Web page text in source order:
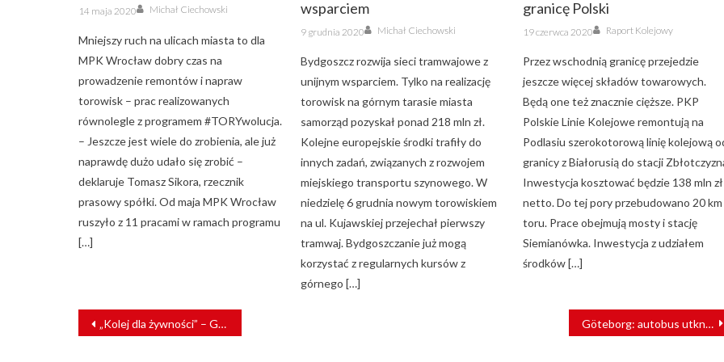
Posted
on
14 maja 2020 Author
Michał Ciechowski
Mniejszy ruch na ulicach miasta to dla
MPK Wrocław dobry czas na
prowadzenie remontów i napraw
torowisk – prac realizowanych
równolegle z programem #TORYwolucja.
– Jeszcze jest wiele do zrobienia, ale już
naprawdę dużo udało się zrobić –
deklaruje Tomasz Sikora, rzecznik
prasowy spółki. Od maja MPK Wrocław
ruszyło z 11 pracami w ramach programu
[…]
wsparciem
Posted
on
9 grudnia 2020 Author
Michał Ciechowski
Bydgoszcz rozwija sieci tramwajowe z
unijnym wsparciem. Tylko na realizację
torowisk na górnym tarasie miasta
samorząd pozyskał ponad 218 mln zł.
Kolejne europejskie środki trafiły do
innych zadań, związanych z rozwojem
miejskiego transportu szynowego. W
niedzielę 6 grudnia nowym torowiskiem
na ul. Kujawskiej przejechał pierwszy
tramwaj. Bydgoszczanie już mogą
korzystać z regularnych kursów z
górnego […]
granicę Polski
Posted
on
19 czerwca 2020 Author
Raport Kolejowy
Przez wschodnią granicę przejedzie
jeszcze więcej składów towarowych.
Będą one też znacznie cięższe. PKP
Polskie Linie Kolejowe remontują na
Podlasiu szerokotorową linię kolejową
granicy z Białorusią do stacji
Inwestycja kosztować będzie 138 mln
netto. Do tej pory przebudowano 20 km
toru. Prace obejmują mosty i stację
Siemianówka. Inwestycja z udziałem
środków […]
NAWIGACJA
WPISU
„Kolej dla żywności” – Grupa PKP wspiera eksport polskich produktów rolno-spożywczych Göteborg: autobus utknął na torach. Zmiażdżył go pociąg [FILM]